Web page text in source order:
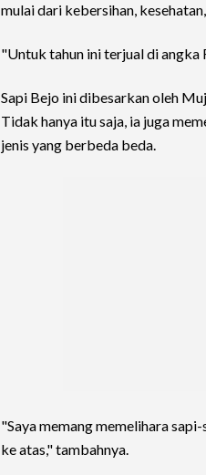
mulai dari kebersihan,
"Untuk tahun ini terjual di angka
Sapi Bejo ini dibesarkan oleh
Tidak hanya itu saja, ia juga
jenis yang berbeda beda.
"Saya memang memelihara
ke atas," tambahnya.